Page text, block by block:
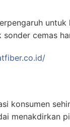
cemas
konsumen
menakdirkan